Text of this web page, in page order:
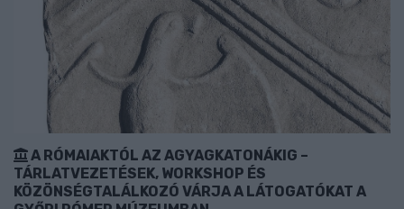
A RÓMAIAKTÓL AZ AGYAGKATONÁKIG –
TÁRLATVEZETÉSEK, WORKSHOP ÉS
KÖZÖNSÉGTALÁLKOZÓ VÁRJA A LÁTOGATÓKAT A